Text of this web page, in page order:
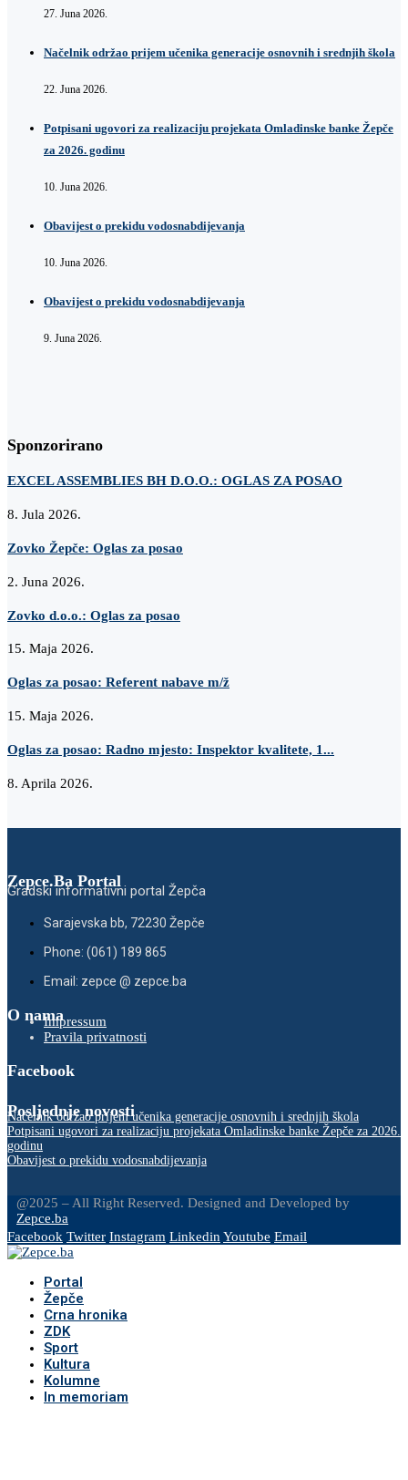
27. Juna 2026.
Načelnik održao prijem učenika generacije osnovnih i srednjih škola
22. Juna 2026.
Potpisani ugovori za realizaciju projekata Omladinske banke Žepče
za 2026. godinu
10. Juna 2026.
Obavijest o prekidu vodosnabdijevanja
10. Juna 2026.
Obavijest o prekidu vodosnabdijevanja
9. Juna 2026.
Sponzorirano
EXCEL ASSEMBLIES BH D.O.O.: OGLAS ZA POSAO
8. Jula 2026.
Zovko Žepče: Oglas za posao
2. Juna 2026.
Zovko d.o.o.: Oglas za posao
15. Maja 2026.
Oglas za posao: Referent nabave m/ž
15. Maja 2026.
Oglas za posao: Radno mjesto: Inspektor kvalitete, 1...
8. Aprila 2026.
Zepce.Ba Portal
Gradski informativni portal Žepča
Sarajevska bb, 72230 Žepče
Phone: (061) 189 865
Email: zepce @ zepce.ba
O namaImpressum
Pravila privatnosti
Facebook
Posljednje novosti
Načelnik održao prijem učenika generacije osnovnih i srednjih škola
Potpisani ugovori za realizaciju projekata Omladinske banke Žepče za 2026.
godinu
Obavijest o prekidu vodosnabdijevanja
@2025 – All Right Reserved. Designed and Developed by
Zepce.ba
Facebook Twitter Instagram LinkedinYoutube Email
Portal
Žepče
Crna hronika
ZDK
Sport
Kultura
Kolumne
In memoriam